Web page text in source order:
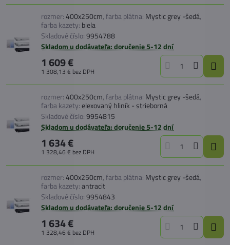
rozmer:400x250cm,farba plátna: Mystic grey -šedá,
farba kazety: biela
Skladové číslo:9954788
Skladom u dodávateľa: doručenie 5-12 dní
1 609 €
1 308,13 € bez DPH
rozmer:400x250cm,farba plátna: Mystic grey -šedá,
farba kazety:elexovaný hliník - strieborná
Skladové číslo:9954815
Skladom u dodávateľa: doručenie 5-12 dní
1 634 €
1 328,46 € bez DPH
rozmer:400x250cm,farba plátna: Mystic grey -šedá,
farba kazety:antracit
Skladové číslo:9954843
Skladom u dodávateľa: doručenie 5-12 dní
1 634 €
1 328,46 € bez DPH